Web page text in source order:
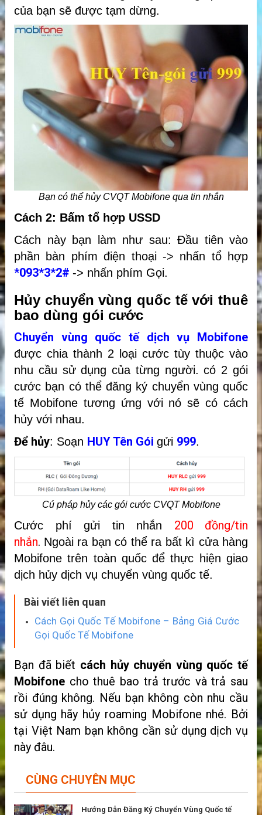
của bạn sẽ được tạm dừng.
Bạn có thể hủy CVQT Mobifone qua tin nhắn
Cách 2: Bấm tổ hợp USSD
Cách này bạn làm như sau: Đầu tiên vào
phần bàn phím điện thoại -> nhấn tổ hợp
*093*3*2# -> nhấn phím Gọi.
Hủy chuyển vùng quốc tế với thuê
bao dùng gói cước
Chuyển vùng quốc tế dịch vụ Mobifone
được chia thành 2 loại cước tùy thuộc vào
nhu cầu sử dụng của từng người. có 2 gói
cước bạn có thể đăng ký chuyển vùng quốc
tế Mobifone tương ứng với nó sẽ có cách
hủy với nhau.
Để hủy: Soạn HUY Tên Gói gửi 999.
Cú pháp hủy các gói cước CVQT Mobifone
Cước phí gửi tin nhắn 200 đồng/tin
nhắn. Ngoài ra bạn có thể ra bất kì cửa hàng
Mobifone trên toàn quốc để thực hiện giao
dịch hủy dịch vụ chuyển vùng quốc tế.
Bài viết liên quan
Cách Gọi Quốc Tế Mobifone – Bảng Giá Cước
Gọi Quốc Tế Mobifone
Bạn đã biết cách hủy chuyển vùng quốc tế
Mobifone cho thuê bao trả trước và trả sau
rồi đúng không. Nếu bạn không còn nhu cầu
sử dụng hãy hủy roaming Mobifone nhé. Bởi
tại Việt Nam bạn không cần sử dụng dịch vụ
này đâu.
CÙNG CHUYÊN MỤC
Hướng Dẫn Đăng Ký Chuyển Vùng Quốc tế